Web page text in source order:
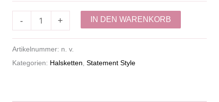
- + IN DEN WARENKORB
Artikelnummer: n. v.
Kategorien: Halsketten Statement Style